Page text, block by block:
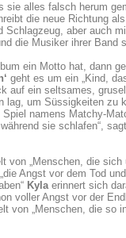
alles falsch herum
die neue Richtung
Schlagzeug, aber auch
die Musiker ihrer Band
ein Motto hat, dann
geht es um ein „Kind,
auf ein seltsames,
lag, um Süssigkeiten zu
Spiel namens Matchy-
sie schlafen“,
von „Menschen, die
Angst vor dem Tod
Kylaerinnert sich
voller Angst vor der
von „Menschen, die so